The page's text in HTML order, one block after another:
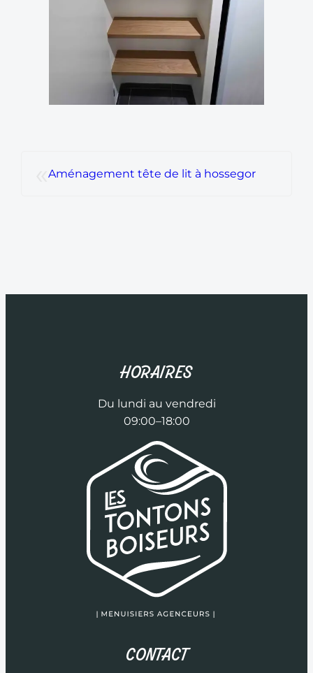
«Aménagement tête de lit à hossegor
HORAIRES
Du lundi au vendredi
09:00–18:00
CONTACT